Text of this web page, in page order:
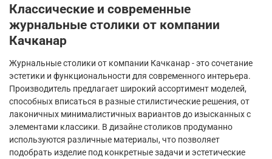
Классические и современные
журнальные столики от компании
Качканар
Журнальные столики от компании Качканар - это сочетание
эстетики и функциональности для современного интерьера.
Производитель предлагает широкий ассортимент моделей,
способных вписаться в разные стилистические решения, от
лаконичных минималистичных вариантов до изысканных с
элементами классики. В дизайне столиков продуманно
используются различные материалы, что позволяет
подобрать изделие под конкретные задачи и эстетические